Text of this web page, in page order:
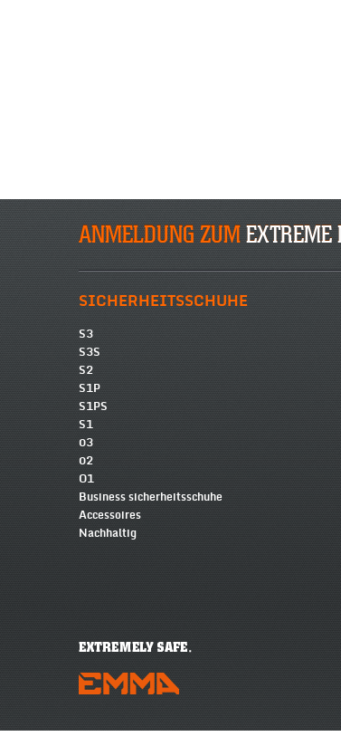
ANMELDUNG ZUMEXTREME
SICHERHEITSSCHUHE
S3
S3S
S2
S1P
S1PS
S1
03
02
O1
Business sicherheitsschuhe
Accessoires
Nachhaltig